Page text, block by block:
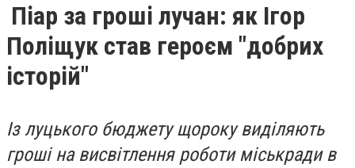
Піар за гроші лучан: як Ігор
Поліщук став героєм "добрих
історій"
Із луцького бюджету щороку виділяють
гроші на висвітлення роботи міськради в